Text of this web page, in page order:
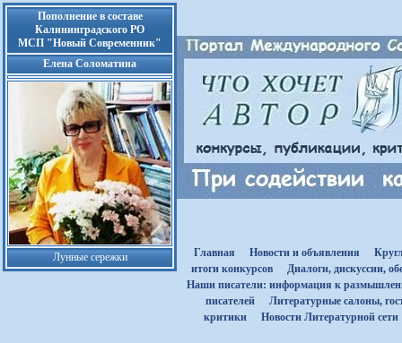
Пополнение в составе
Калининградского РО
МСП "Новый Современник"
Елена Соломатина
Лунные сережки Главная Новости и объявления
итоги конкурсов
Диалоги, дискуссии,
Наши писатели: информация к
писателей
Литературные салоны,
критики
Новости Литературной сети